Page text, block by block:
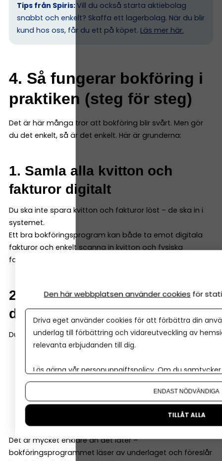
Tips från Spiris:Vill du också starta aktiebolag
snabbt och enkelt? Skaffa ett lagerbolag. När du blir
kund hos oss, får du ett på köpet. Läs mer här.
4. Så fungerar bokföring i
praktiken (steg för steg)
Det är här många tror att bokföring blir svårt. Men gör
du det enkelt, så är det enkelt. Här är grunderna:
1. Samla alla kvitton och
fakturor digitalt
Du ska inte spara kvitton och fakturor löst – de ska in i
systemet.
Ett bra bokföringsprogram kan både ta emot digitala
fakturor och enkelt scanna in kvitton och fysiska
fakturor – så att du samlar allt i programmet direkt.
2. Registrera varje händelse i
ditt bokföringsprogram
Du bokför en händelse genom att ange:
Belopp
Datum
Underlag
Konto (programmen hjälper dig välja rätt)
Det är mycket enklare än det låter –
bokföringsprogrammet läser av underlaget och föreslår
Den här webbplatsen använder cookies för
Driva eget använder cookies för att förbättra din
underlag till förbättring och vidareutveckling av
relevanta erbjudanden till dig.
Läs gärna vår personuppgiftspolicy. Om du
Om du vill ändra ditt val i efterhand hittar du den
ENDAST NÖDVÄNDIGA
TILLÅT ALLA